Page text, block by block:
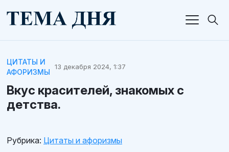
ЦИТАТЫ И
АФОРИЗМЫ
13 декабря 2024, 1:37
Вкус красителей, знакомых с
детства.
Рубрика: Цитаты и афоризмы